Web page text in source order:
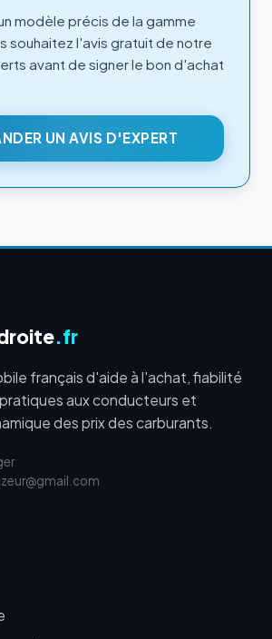
modèle précis de la gamme
souhaitez l'avis gratuit de notre
avant de signer le bon d'achat
UN AVIS D'EXPERT
.fr
français d'aide à l'achat, fiabilité
aux conducteurs et
des prix des carburants.